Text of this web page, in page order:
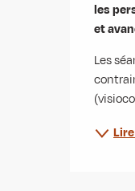
les
et
Les